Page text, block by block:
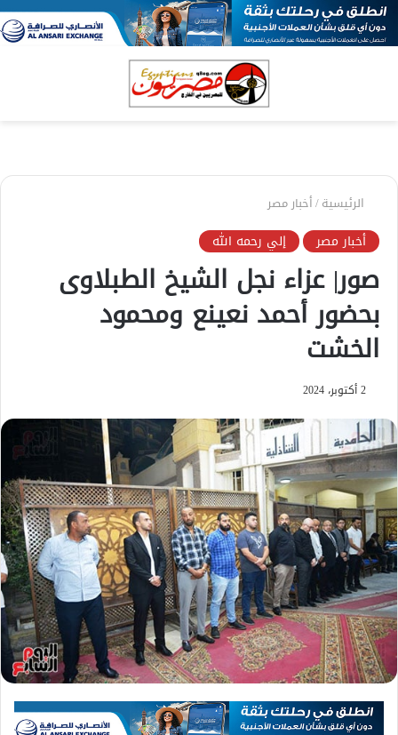
الرئيسية/أخبار مصر
أخبار مصر إلي رحمه الله
صور| عزاء نجل الشيخ الطبلاوى
بحضور أحمد نعينع ومحمود
الخشت
2 أكتوبر، 2024